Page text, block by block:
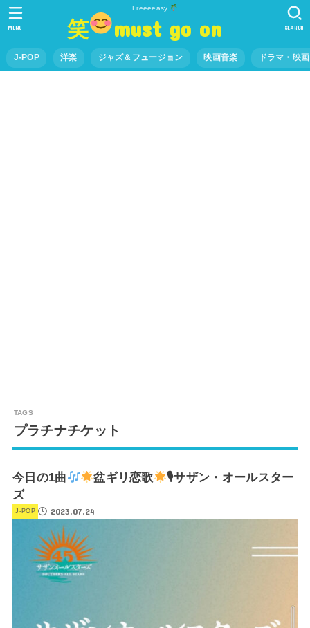
Freeeeasy
笑 must go on
J-POP 洋楽 ジャズ＆フュージョン 映画音楽 ドラマ・映
SEARCH
MENU
プラチナチケット
今日の1曲 盆ギリ恋歌
🎙サザン・オールスター
ズ
J-POP 2023.07.24